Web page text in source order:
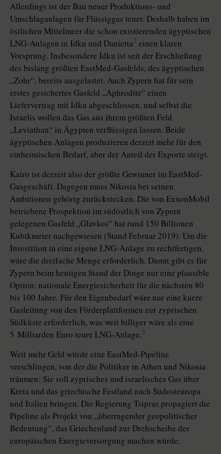
Allerdings ist der Bau neuer Produktions- und
Umschlaganlagen für Flüssiggas teuer. Deshalb haben im
östlichen Mittelmeer die schon existierenden ägyptischen
LNG-Anlagen in Idku und Danietta2 einen klaren
Vorsprung. Insbesondere Idku ist seit der Erschließung
des bislang größten EastMed-Gasfelds, des ägyptischen
„Zohr“, bereits ausgelastet. Auch Zypern hat für sein
erstes gesichertes Gasfeld „Aphrodite“ einen
Liefervertrag mit Idku abgeschlossen, und selbst die
Israelis wollen das Gas aus ihrem größten Feld
„Leviathan“ in Ägypten verflüssigen lassen. Beide
ägyptischen Anlagen produzieren derzeit mehr für den
einheimischen Bedarf, aber der Anteil der Exporte steigt.
Kairo ist derzeit also der größte Gewinner im EastMed-
Gasgeschäft. Dagegen muss Nikosia bei seinen
Ambitionen gehörig zurückstecken. Die von ExxonMobil
betriebene Prospektion im südöstlich von Zypern
gelegenen Gasfeld „Glavkos“ hat rund 150 Billionen
Kubikmeter nachgewiesen (Stand Februar 2019). Um die
Investition in eine eigene LNG-Anlage zu rechtfertigen,
wäre die dreifache Menge erforderlich. Damit gibt es für
Zypern beim heutigen Stand der Dinge nur eine plausible
Option: nationale Energiesicherheit für die nächsten 80
bis 100 Jahre. Für den Eigenbedarf wäre nur eine kurze
Gasleitung von den Förderplattformen zur zyprischen
Südküste erforderlich, was weit billiger wäre als eine
5 Milliarden Euro teure LNG-Anlage.3
Weit mehr Geld würde eine EastMed-Pipeline
verschlingen, von der die Politiker in Athen und Nikosia
träumen: Sie soll zyprisches und israelisches Gas über
Kreta und das griechische Festland nach Südosteuropa
und Italien bringen. Die Regierung Tsipras propagiert die
Pipeline als Projekt von „überragender geopolitischer
Bedeutung“, das Griechenland zur Drehscheibe der
europäischen Energieversorgung machen würde.